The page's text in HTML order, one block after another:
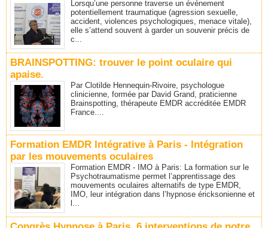
Lorsqu’une personne traverse un événement
potentiellement traumatique (agression sexuelle,
accident, violences psychologiques, menace vitale),
elle s’attend souvent à garder un souvenir précis de
c...
BRAINSPOTTING: trouver le point oculaire qui
apaise.
Par Clotilde Hennequin-Rivoire, psychologue
clinicienne, formée par David Grand, praticienne
Brainspotting, thérapeute EMDR accréditée EMDR
France....
Formation EMDR Intégrative à Paris - Intégration
par les mouvements oculaires
Formation EMDR - IMO à Paris: La formation sur le
Psychotraumatisme permet l’apprentissage des
mouvements oculaires alternatifs de type EMDR,
IMO, leur intégration dans l’hypnose éricksonienne et
l...